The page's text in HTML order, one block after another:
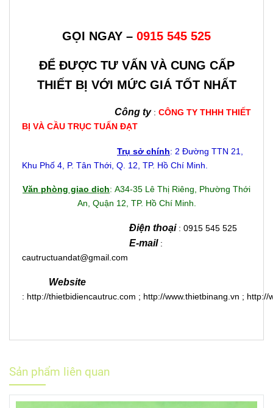
GỌI NGAY – 0915 545 525
ĐỂ ĐƯỢC TƯ VẤN VÀ CUNG CẤP
THIẾT BỊ VỚI MỨC GIÁ TỐT NHẤT
Công ty: CÔNG TY THHH THIẾT
BỊ VÀ CẦU TRỤC TUẤN ĐẠT
Trụ sở chính: 2 Đường TTN 21,
Khu Phố 4, P. Tân Thới, Q. 12, TP. Hồ Chí Minh.
Văn phòng giao dịch: A34-35 Lê Thị Riêng, Phường Thới
An, Quận 12, TP. Hồ Chí Minh.
Điện thoại : 0915 545 525
E-mail :
cautructuandat@gmail.com
Website
: http://thietbidiencautruc.com ; http://www.thietbinang.vn ; http://
Sản phẩm liên quan